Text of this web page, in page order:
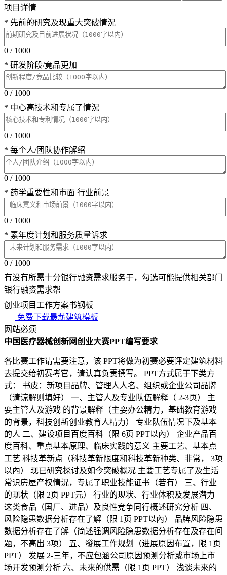
项目详情
* 先前的研究及现重大突破情況
0 / 1000
* 研发阶段/竟品更加
0 / 1000
* 中心高技术和专属了情況
0 / 1000
* 每个人/团队协作解绍
0 / 1000
* 药学重要性和市面 行业前景
0 / 1000
* 素年度计划和服务质量诉求
0 / 1000
有没有所需十分银行融资需求服务于，勾选可能提供相关部门
银行融资需求帮
创业项目工作方案书钢板
免费下载最薪建筑模板
网站必须
中国医疗器械创新网创业大赛PPT编写要求
各比赛工作请需要注意，该 PPT将做为初赛必要评定建筑材料
去提交给初赛考官，请认真负责撰写。 PPT方式属于下类方
式： 书皮：新项目品牌、管理人人名、组织或企业公司品牌
（请谅解则填好） 一、主管人及专业队伍解释（ 2-3页） 主
耍主管人及游戏 的背景解释（主耍办公精力，基础教育游戏
的背景，科技创新创业教育人精力） 专业队伍情况下及基本
的人 二、建设项目百度百科（限 6页 PPT以內） 企业产品百
度百科、重点基本原理、临床实践的意义 主要工艺、基本点
工艺 科技革新点（科技革新限度和科技革新种类、非常， 3项
以內） 现已研究探讨及如今突破概况 主要工艺专属了及生活
常识房屋产权情況，专属了职业技能证书（若有） 三、行业
的现状（限 2页 PPT元） 行业的现状、行业体积及发展潜力
这类食品（国厂、进品）及良性竞争同行概述研究分析 四、
风险隐患数据分析存在了解（限 1页 PPT以內） 品牌风险隐患
数据分析存在了解（简述强调风险隐患数据分析存在及存在问
题，不高出 3项） 五、發展工作规划（进展原因布置，限 1页
PPT） 发展 2-三年，不应包涵公司原因预测分析或市场上市
场开发预测分析 六、未來的供需（限 1页 PPT） 浅谈未來的